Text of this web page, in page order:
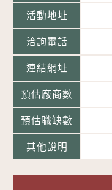
活動地址
洽詢電話
連結網址
預估廠商數
預估職缺數
其他說明